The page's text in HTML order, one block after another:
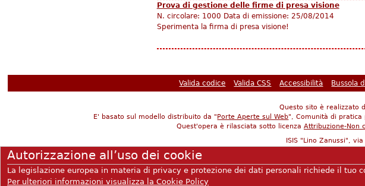
Autorizzazione all’uso dei cookie
La legislazione europea in materia di privacy e protezione dei dati personali richiede il tuo
Per ulteriori informazioni visualizza la Cookie Policy
Prova di gestione delle firme di presa visione
N. circolare: 1000 Data di emissione: 25/08/2014
Sperimenta la firma di presa visione!
Valida codice Valida CSS Accessibilità Bussola
Questo sito è realizzato
E' basato sul modello distribuito da "Porte Aperte sul Web", Comunità di pratica
Quest'opera è rilasciata sotto licenza Attribuzione-Non
ISIS "Lino Zanussi",
Codice meccanografico dell'istituto: PNIS00900P -
C odice Fiscale: 80008290936 -
C.C.Postale n. 10540599 intestato a "